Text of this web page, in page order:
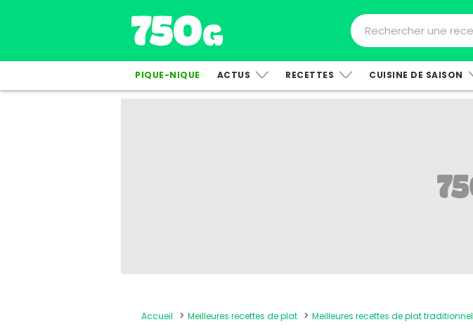
PIQUE-NIQUE ACTUS RECETTES CUISINE DE SAISON
Accueil Meilleures recettes de plat Meilleures recettes de plat traditionnel